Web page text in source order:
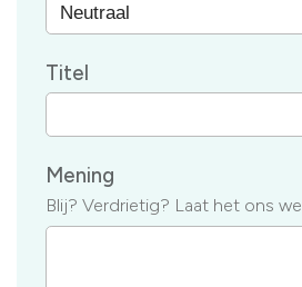
Titel
Mening
Blij? Verdrietig? Laat het ons